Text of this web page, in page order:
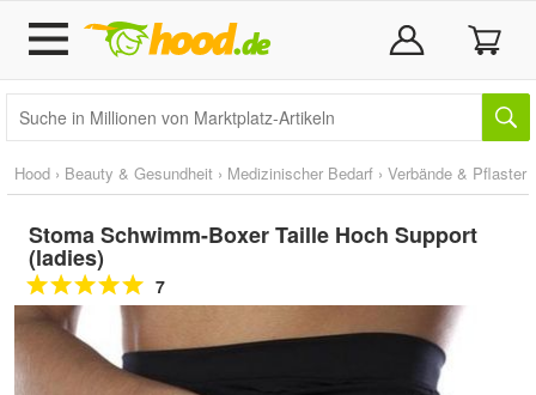
Hood › Beauty & Gesundheit › Medizinischer Bedarf › Verbände & Pflaster
Stoma Schwimm-Boxer Taille Hoch Support
(ladies)
7